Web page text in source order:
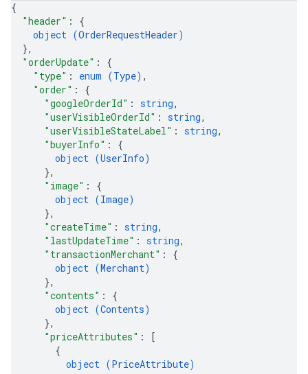
{
"header" : {
object (OrderRequestHeader)
},
"orderUpdate" : {
"type" : enum (Type) ,
"order" : {
"googleOrderId" : string,
"userVisibleOrderId" : string,
"userVisibleStateLabel" : string,
"buyerInfo" : {
object (UserInfo)
},
"image" : {
object (Image)
},
"createTime" : string,
"lastUpdateTime" : string,
"transactionMerchant" : {
object (Merchant)
},
"contents" : {
object (Contents)
},
"priceAttributes" :
[
{
object (PriceAttribute)